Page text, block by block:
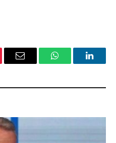
Email WhatsApp